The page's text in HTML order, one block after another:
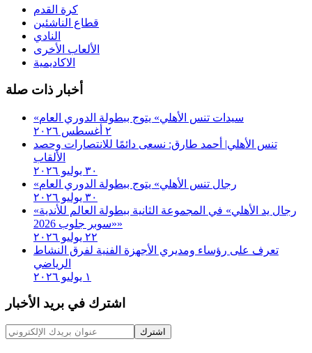
كرة القدم
قطاع الناشئين
النادي
الألعاب الأخرى
الاكاديمية
أخبار ذات صلة
«سيدات تنس الأهلي» يتوج ببطولة الدوري العام
٢ أغسطس ٢٠٢٦
تنس الأهلي| أحمد طارق: نسعى دائمًا للانتصارات وحصد
الألقاب
٣٠ يوليو ٢٠٢٦
«رجال تنس الأهلي» يتوج ببطولة الدوري العام
٣٠ يوليو ٢٠٢٦
«رجال يد الأهلي» في المجموعة الثانية ببطولة العالم للأندية
«سوبر جلوب 2026»
٢٢ يوليو ٢٠٢٦
تعرف على رؤساء ومديري الأجهزة الفنية لفرق النشاط
الرياضي
١ يوليو ٢٠٢٦
اشترك في بريد الأخبار
اشترك